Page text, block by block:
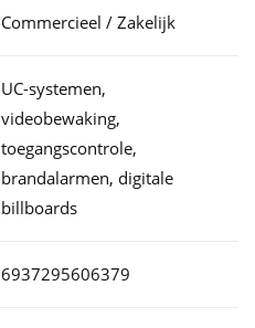
Commercieel / Zakelijk
UC-systemen,
videobewaking,
toegangscontrole,
brandalarmen, digitale
billboards
6937295606379